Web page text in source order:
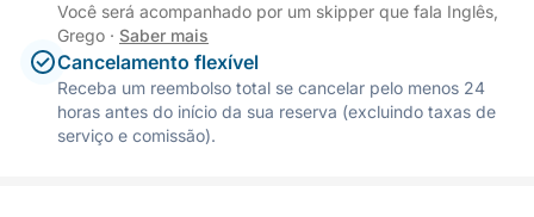
Você será acompanhado por um skipper que fala Inglês,
Grego · Saber mais
Cancelamento flexível
Receba um reembolso total se cancelar pelo menos 24
horas antes do início da sua reserva (excluindo taxas de
serviço e comissão).